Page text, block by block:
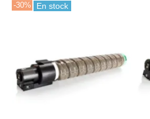
-30% En stock